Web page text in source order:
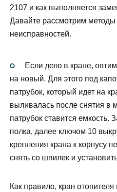
2107 и как выполняется
Давайте рассмотрим методы
неисправностей.
Если дело в кране,
на новый. Для этого под
патрубок, который идет на
выливалась после снятия в
патрубок ставится емкость.
полка, далее ключом 10
крепления крана к корпусу
снять со шпилек и
Как правило, кран